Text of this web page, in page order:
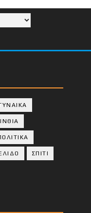
ΣΠΙΤΙ